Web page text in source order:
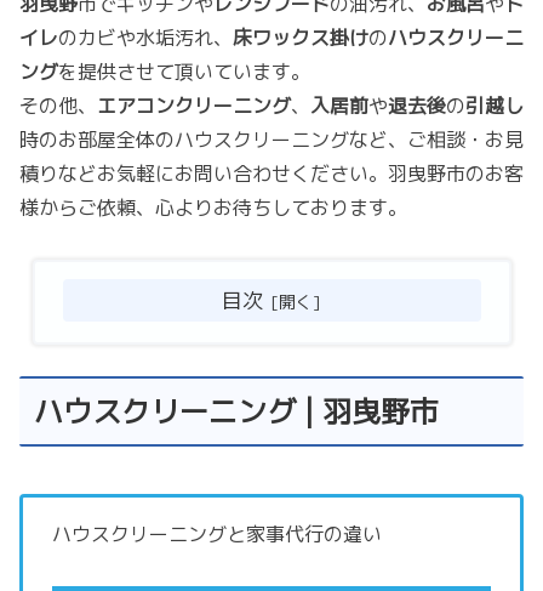
イレのカビや水垢汚れ、 床ワックス掛けのハウスクリーニ
ングを提供させて頂いています。
その他、 エアコンクリーニング、 入居前や退去後の引越し
時のお部屋全体のハウスクリーニングなど、ご相談・お見
積りなどお気軽にお問い合わせください。羽曳野市のお客
様からご依頼、心よりお待ちしております。
目次
ハウスクリーニング | 羽曳野市
ハウスクリーニングと家事代行の違い